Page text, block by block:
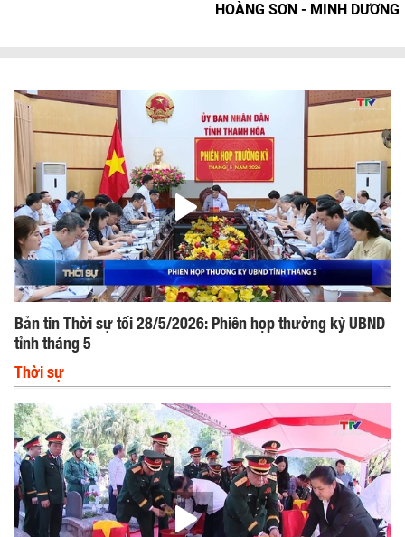
HOÀNG SƠN - MINH DƯƠNG
Bản tin Thời sự tối 28/5/2026: Phiên họp thường kỳ UBND
tỉnh tháng 5
Thời sự